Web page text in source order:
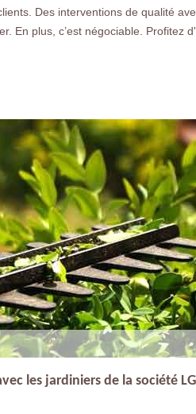
Des interventions de qualité
En plus, c’est négociable. Profitez
les jardiniers de la société